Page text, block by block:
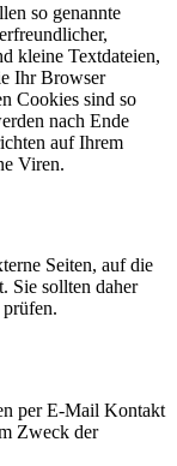
so genannte
kleine Textdateien,
Ihr Browser
Cookies sind so
nach Ende
auf Ihrem
Viren.
Seiten, auf die
Sie sollten daher
prüfen.
per E-Mail Kontakt
Zweck der